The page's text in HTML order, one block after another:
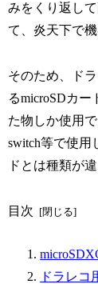
みをくり返し
て、炎天下で
そのため、ド
るmicroSDカ
た物しか使用
switch等で使用
ドとは種類が
目次
ドラレコ